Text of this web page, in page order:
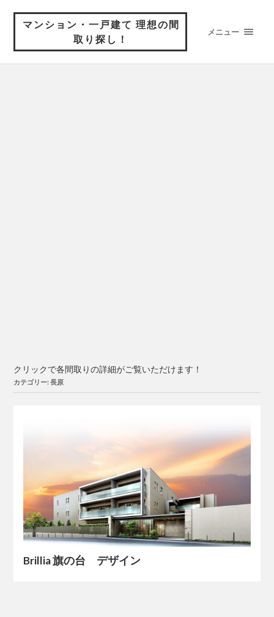
マンション・一戸建て 理想の間
取り探し！
メニュー
クリックで各間取りの詳細がご覧いただけます！
カテゴリー: 長原
Brillia 旗の台 デザイン